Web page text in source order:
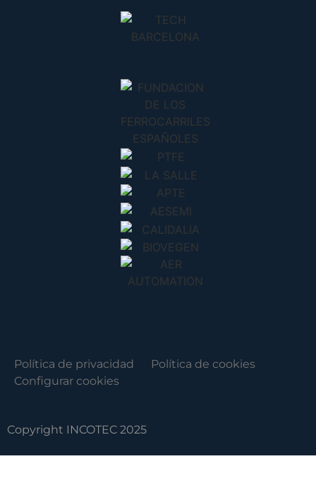
Política de privacidad
Política de cookies
Configurar cookies
Copyright INCOTEC 2025